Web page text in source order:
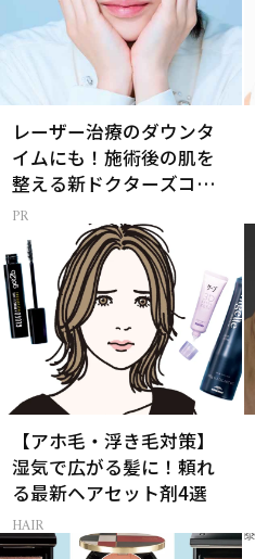
レーザー治療のダウンタ
イムにも！施術後の肌を
整える新ドクターズコス
メ
【アホ毛・浮き毛対策】
湿気で広がる髪に！頼れ
る最新ヘアセット剤4選
HAIR